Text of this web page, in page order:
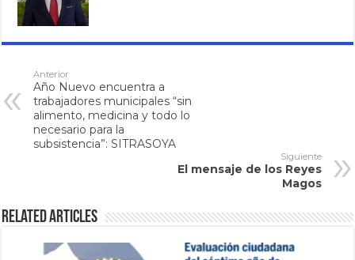
Anterior
Año Nuevo encuentra a
trabajadores municipales “sin
alimento, medicina y todo lo
necesario para la
subsistencia”: SITRASOYA
Siguiente
El mensaje de los Reyes
Magos
Related Articles